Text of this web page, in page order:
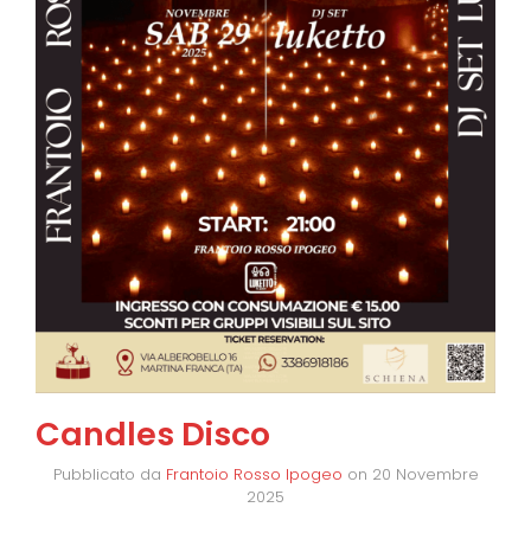
Candles Disco
Pubblicato da Frantoio Rosso Ipogeo on 20 Novembre
2025